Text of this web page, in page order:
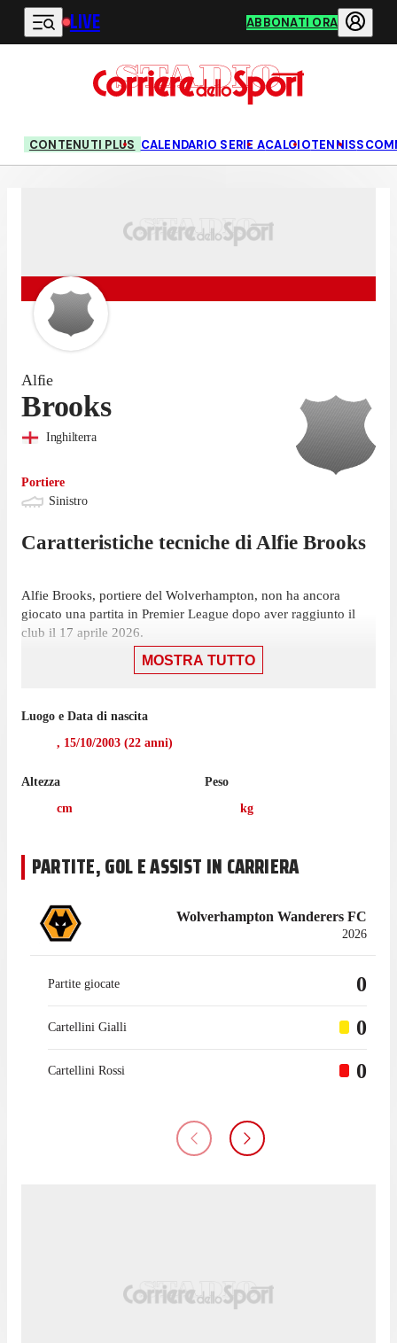
Vai al contenuto principale
LIVE ABBONATI ORA
CONTENUTI PLUS CALENDARIO SERIE ACALCIOTENNIS
Alfie
Brooks
Inghilterra
Portiere
Sinistro
Caratteristiche tecniche di Alfie Brooks
Alfie Brooks, portiere del Wolverhampton, non ha ancora
giocato una partita in Premier League dopo aver raggiunto il
club il 17 aprile 2026.
Il portiere ha iniziato la sua esperienza con il Wolverhampton
MOSTRA TUTTO
Luogo e Data di nascita
, 15/10/2003 (22 anni)
Altezza
cm
Peso
kg
PARTITE, GOL E ASSIST IN CARRIERA
Wolverhampton Wanderers FC
2026
Partite giocate 0
Cartellini Gialli 0
Cartellini Rossi 0